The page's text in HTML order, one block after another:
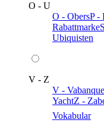
O - U
O - ObersP -
Rabattmarke
Ubiquisten
V - Z
V - Vabanque
YachtZ -
Vokabular